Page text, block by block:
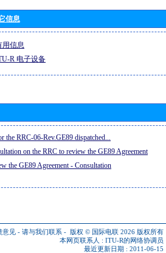
信息
用信息
R 电子设备
the RRC-06-Rev.GE89 dispatched...
on the RRC to review the GE89 Agreement
the GE89 Agreement - Consultation
意见 - 请与我们联系 - 版权 © 国际电联 2026 版权所有
本网页联系人 : ITU-R的网络协调员
最近更新日期 : 2011-06-15